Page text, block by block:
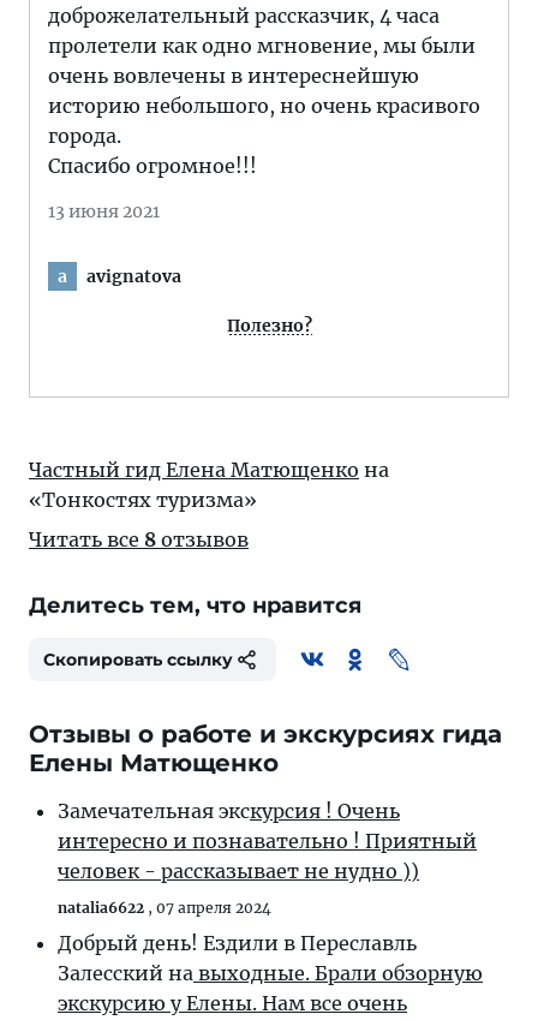
доброжелательный рассказчик, 4 часа
пролетели как одно мгновение, мы были
очень вовлечены в интереснейшую
историю небольшого, но очень красивого
города.
Спасибо огромное!!!
13 июня 2021
a avignatova
Полезно?
Частный гид Елена Матющенко на
«Тонкостях туризма»
Читать все 8 отзывов
Делитесь тем, что нравится
Скопировать ссылку
Отзывы о работе и экскурсиях гида
Елены Матющенко
Замечательная экскурсия ! Очень
интересно и познавательно ! Приятный
человек - рассказывает не нудно ))
natalia6622 , 07 апреля 2024
Добрый день! Ездили в Переславль
Залесский на выходные. Брали обзорную
экскурсию у Елены. Нам все очень